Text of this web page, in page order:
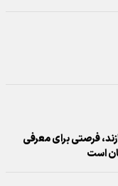
فرصتی برای معرفی
است